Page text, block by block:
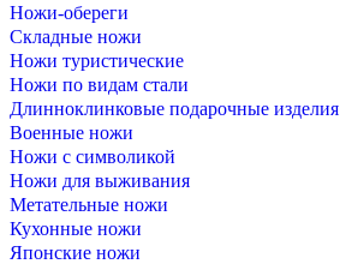
Ножи-обереги
Складные ножи
Ножи туристические
Ножи по видам стали
Длинноклинковые подарочные изделия
Военные ножи
Ножи с символикой
Ножи для выживания
Метательные ножи
Кухонные ножи
Японские ножи